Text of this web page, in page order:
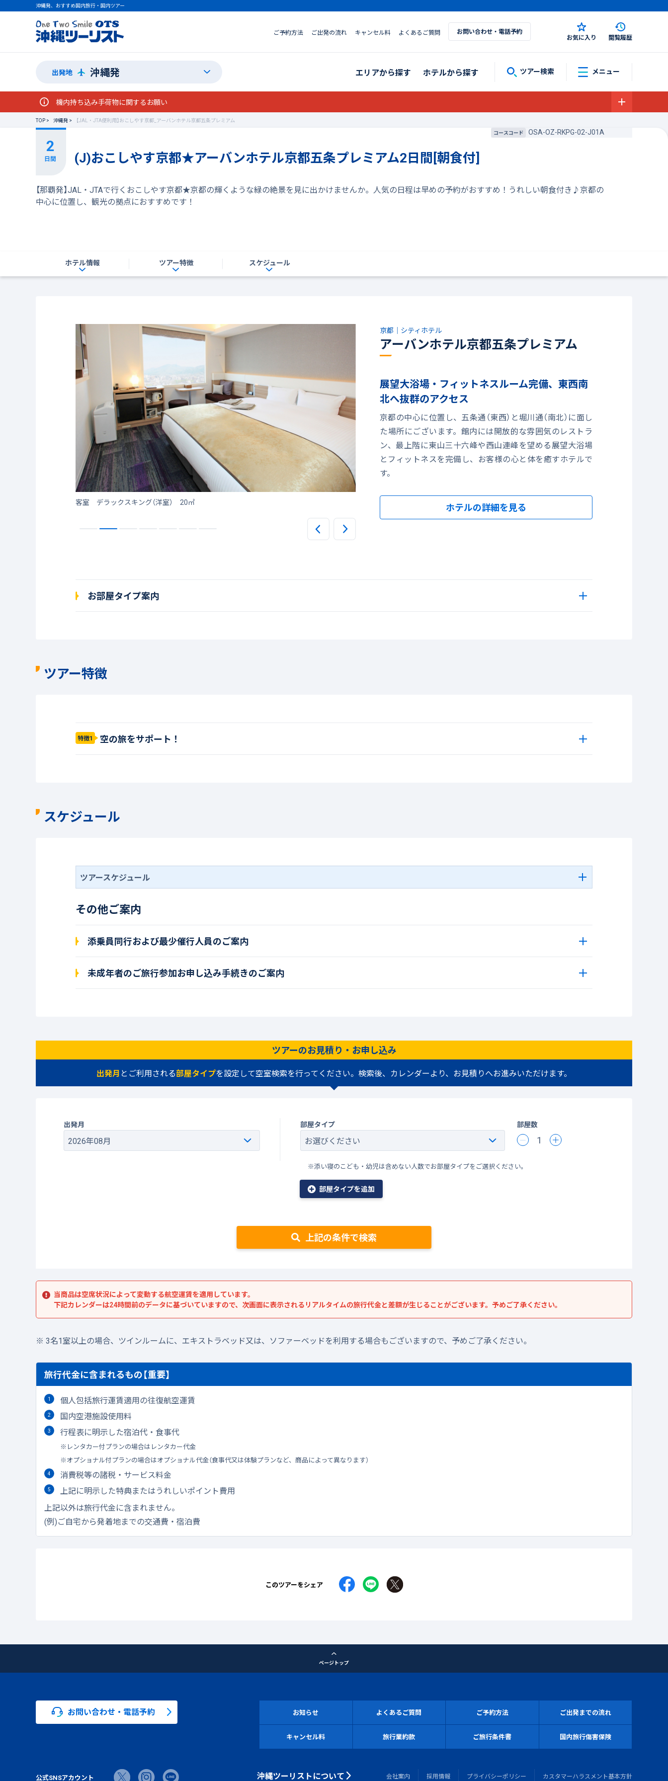
沖縄発、おすすめ国内旅行・国内ツアー
ご予約方法 ご出発の流れ キャンセル料 よくあるご質問 お問い合わせ・電話予約
お気に入り 閲覧履歴
出発地 沖縄発 エリアから探す ホテルから探す ツアー検索 メニュー
機内持ち込み手荷物に関するお願い
TOP 沖縄発
【JAL・JTA便利用】おこしやす京都_アーバンホテル京都五条プレミアム
コースコード
OSA-OZ-RKPG-02-J01A
(J)おこしやす京都★アーバンホテル京都五条プレミアム2日間[朝食付]
【那覇発】JAL・JTAで行くおこしやす京都★京都の輝くような緑の絶景を見に出かけませんか。人気の日程は早めの予約がおすすめ！うれしい朝食付き♪京都の
中心に位置し、観光の拠点におすすめです！
ホテル情報 ツアー特徴 スケジュール
京都｜シティホテル
アーバンホテル京都五条プレミアム
展望大浴場・フィットネスルーム完備、東西南
北へ抜群のアクセス
京都の中心に位置し、五条通（東西）と堀川通（南北）に面し
た場所にございます。館内には開放的な雰囲気のレストラ
ン、最上階に東山三十六峰や西山連峰を望める展望大浴場
とフィットネスを完備し、お客様の心と体を癒すホテルで
す。
ホテルの詳細を見る
客室 デラックスキング（洋室） 20㎡
お部屋タイプ案内
ツアー特徴
特徴1 空の旅をサポート！
スケジュール
ツアースケジュール
その他ご案内
添乗員同行および最少催行人員のご案内
未成年者のご旅行参加お申し込み手続きのご案内
ツアーのお見積り・お申し込み
出発月 とご利用される部屋タイプを設定して空室検索を行ってください。検索後、カレンダーより、お見積りへお進みいただけます。
出発月 部屋タイプ 部屋数
1
※添い寝のこども・幼児は含めない人数でお部屋タイプをご選択ください。
部屋タイプを追加
上記の条件で検索
当商品は空席状況によって変動する航空運賃を適用しています。
下記カレンダーは24時間前のデータに基づいていますので、次画面に表示されるリアルタイムの旅行代金と差額が生じることがございます。予めご了承ください。
3名1室以上の場合、ツインルームに、エキストラベッド又は、ソファーベッドを利用する場合もございますので、予めご了承ください。
旅行代金に含まれるもの【重要】
個人包括旅行運賃適用の往復航空運賃
国内空港施設使用料
行程表に明示した宿泊代・食事代
レンタカー付プランの場合はレンタカー代金
オプショナル付プランの場合はオプショナル代金（食事代又は体験プランなど、商品によって異なります）
消費税等の諸税・サービス料金
上記に明示した特典またはうれしいポイント費用
上記以外は旅行代金に含まれません。
(例)ご自宅から発着地までの交通費・宿泊費
このツアーをシェア
ページトップ
お問い合わせ・電話予約 お知らせ よくあるご質問 ご予約方法 ご出発までの流れ
キャンセル料 旅行業約款 ご旅行条件書 国内旅行傷害保険
公式SNSアカウント 沖縄ツーリストについて 会社案内 採用情報 プライバシーポリシー カスタマーハラスメント基本方針